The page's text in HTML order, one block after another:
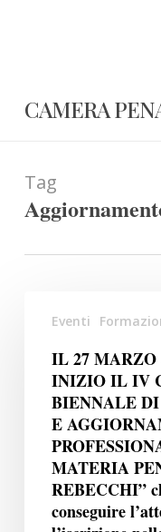
CAMERA
Tag
MARZO
2025
AVRA’
INIZIO
CORSO
BIENNALE
Eventi
IL 27 MARZO
INIZIO IL IV
BIENNALE
E
MATERIA
REBECCHI”
conseguire